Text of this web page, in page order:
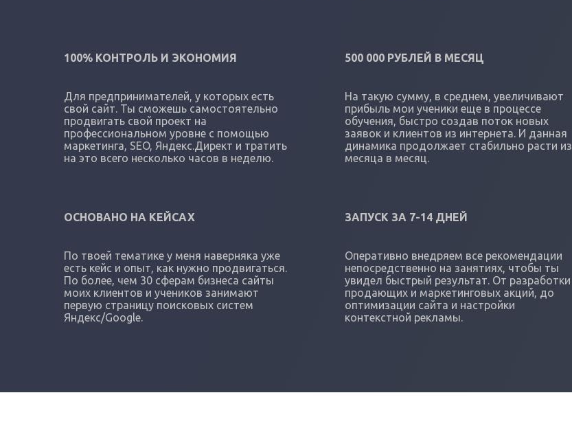
100% КОНТРОЛЬ И ЭКОНОМИЯ
Для предпринимателей, у которых есть
свой сайт. Ты сможешь самостоятельно
продвигать свой проект на
профессиональном уровне с помощью
маркетинга, SEO, Яндекс.Директ и тратить
на это всего несколько часов в неделю.
500 000 РУБЛЕЙ В МЕСЯЦ
На такую сумму, в среднем, увеличивают
прибыль мои ученики еще в процессе
обучения, быстро создав поток новых
заявок и клиентов из интернета. И данная
динамика продолжает стабильно расти из
месяца в месяц.
ОСНОВАНО НА КЕЙСАХ
По твоей тематике у меня наверняка уже
есть кейс и опыт, как нужно продвигаться.
По более, чем 30 сферам бизнеса сайты
моих клиентов и учеников занимают
первую страницу поисковых систем
Яндекс/Google.
ЗАПУСК ЗА 7-14 ДНЕЙ
Оперативно внедряем все рекомендации
непосредственно на занятиях, чтобы ты
увидел быстрый результат. От разработки
продающих и маркетинговых акций, до
оптимизации сайта и настройки
контекстной рекламы.